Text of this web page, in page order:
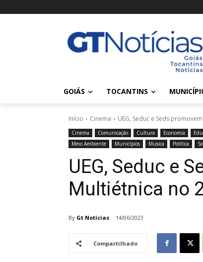
GOIÁS TOCANTINS
Início Cinema UEG, Seduc e Seds
Cinema Comunicação Cultura Economia
Meio Ambiente
Municípios Musica Política
UEG, Seduc e
Multiétnica no
By Gt Notícias 14/06/2023
Compartilhado